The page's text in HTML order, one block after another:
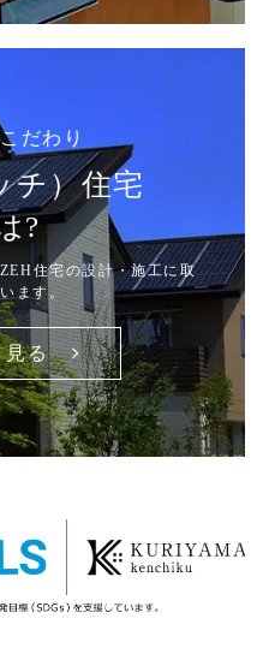
だわり
チ）住宅
?
住宅の設計・施工に取
ます。
見る